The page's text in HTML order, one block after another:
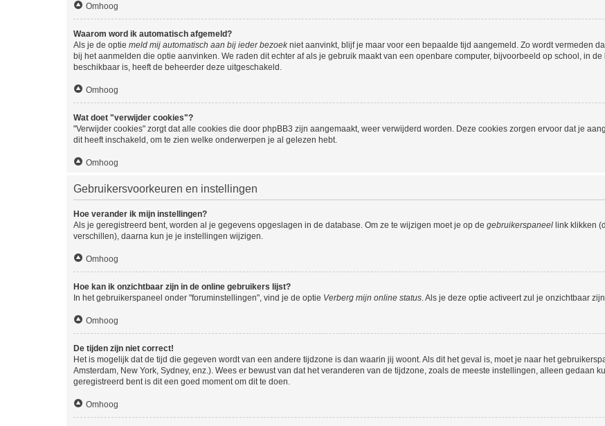
Omhoog
Waarom word ik automatisch afgemeld?
Als je de optie meld mij automatisch aan bij ieder bezoekniet aanvinkt, blijf je maar voor een bepaalde tijd aangemeld. Zo wordt vermeden
bij het aanmelden die optie aanvinken. We raden dit echter af als je gebruik maakt van een openbare computer, bijvoorbeeld op school, in
beschikbaar is, heeft de beheerder deze uitgeschakeld.
Omhoog
Wat doet "verwijder cookies"?
"Verwijder cookies" zorgt dat alle cookies die door phpBB3 zijn aangemaakt, weer verwijderd worden. Deze cookies zorgen ervoor dat je
dit heeft inschakeld, om te zien welke onderwerpen je al gelezen hebt.
Omhoog
Gebruikersvoorkeuren en instellingen
Hoe verander ik mijn instellingen?
Als je geregistreerd bent, worden al je gegevens opgeslagen in de database. Om ze te wijzigen moet je op de gebruikerspaneel link klikken
verschillen), daarna kun je je instellingen wijzigen.
Omhoog
Hoe kan ik onzichtbaar zijn in de online gebruikers lijst?
In het gebruikerspaneel onder "foruminstellingen", vind je de optie Verberg mijn online status . Als je deze optie activeert zul je onzichtbaar
Omhoog
De tijden zijn niet correct!
Het is mogelijk dat de tijd die gegeven wordt van een andere tijdzone is dan waarin jij woont. Als dit het geval is, moet je naar het
Amsterdam, New York, Sydney, enz.). Wees er bewust van dat het veranderen van de tijdzone, zoals de meeste instellingen, alleen gedaan
geregistreerd bent is dit een goed moment om dit te doen.
Omhoog